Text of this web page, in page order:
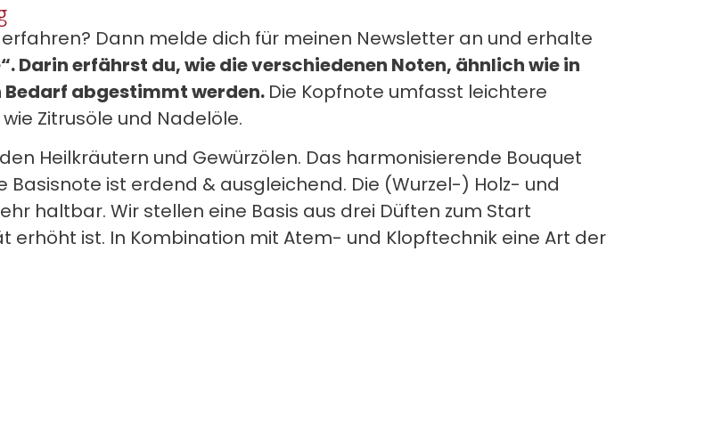
Dann melde dich für meinen Newsletter an und erhalte
Darin erfährst du, wie die verschiedenen Noten, ähnlich wie in
abgestimmt werden. Die Kopfnote umfasst leichtere
Zitrusöle und Nadelöle.
Heilkräutern und Gewürzölen. Das harmonisierende Bouquet
ist erdend & ausgleichend. Die (Wurzel-) Holz- und
haltbar. Wir stellen eine Basis aus drei Düften zum Start
erhöht ist. In Kombination mit Atem- und Klopftechnik eine Art der